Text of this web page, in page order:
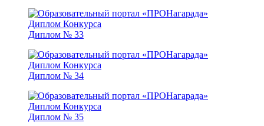
Диплом № 33
Диплом № 34
Диплом № 35